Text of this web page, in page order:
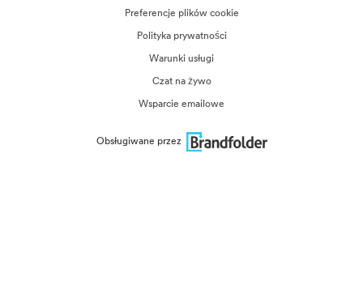
Preferencje plików cookie
Polityka prywatności
Warunki usługi
Czat na żywo
Wsparcie emailowe
Obsługiwane przez